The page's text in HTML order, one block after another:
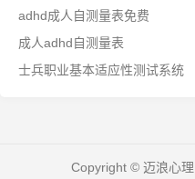
adhd成人自测量表免费
成人adhd自测量表
士兵职业基本适应性测试系统
Copyright © 迈浪心理.